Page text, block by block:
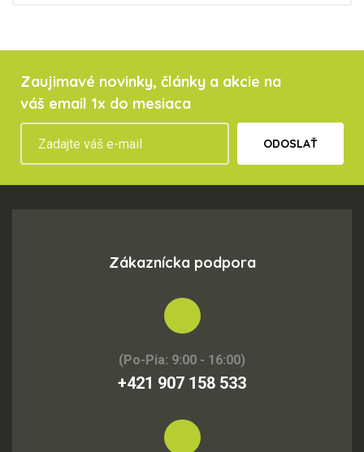
Zaujimavé novinky, články a akcie na
váš email 1x do mesiaca
ODOSLAŤ
Zákaznícka podpora
(Po-Pia: 9:00 - 16:00)
+421 907 158 533